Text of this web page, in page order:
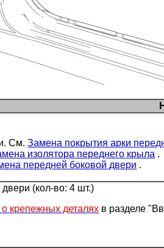
См.Замена покрытия арки
изолятора переднего крыла .
передней боковой двери .
(кол-во: 4 шт.)
крепежных деталях в разделе